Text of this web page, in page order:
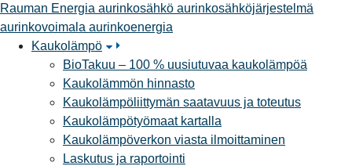
Rauman Energia aurinkosähkö aurinkosähköjärjestelmä
aurinkovoimala aurinkoenergia
Kaukolämpö
BioTakuu – 100 % uusiutuvaa kaukolämpöä
Kaukolämmön hinnasto
Kaukolämpöliittymän saatavuus ja toteutus
Kaukolämpötyömaat kartalla
Kaukolämpöverkon viasta ilmoittaminen
Laskutus ja raportointi